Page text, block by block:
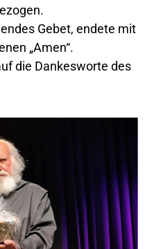
Gebet, endete mit
„Amen“.
die Dankesworte des